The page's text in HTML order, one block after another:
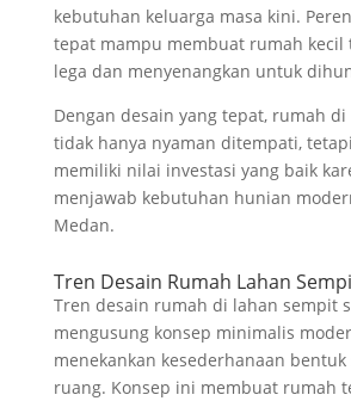
kebutuhan keluarga masa kini.
tepat mampu membuat rumah kecil
lega dan menyenangkan untuk
Dengan desain yang tepat, rumah
tidak hanya nyaman ditempati,
memiliki nilai investasi yang baik
menjawab kebutuhan hunian
Medan.
Tren Desain Rumah Lahan
Tren desain rumah di lahan sempit
mengusung konsep minimalis
menekankan kesederhanaan
ruang. Konsep ini membuat rumah